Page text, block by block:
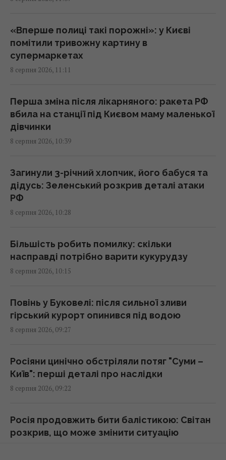
"Бориславська нафтова компанія" просить
10:13 субота, 08 серпня 2026
Європу накрила нова хвиля спеки: яким
курортам загрожують лісові пожежі та
10:08 субота, 08 серпня 2026
Розвідка США пов’язує з Росією дрон з
вибухівкою в аеропорту Лейпцига, - WSJ
Поварів запитали, як правильно готувати
лосося, і всі вони відповіли однаково
09:55 субота, 08 серпня 2026
У США вчені виявили рибу, яка може жити
понад 400 років: що про неї відомо
09:30 субота, 08 серпня 2026
"Цій людині не місце тут": Усик різко
засудив рішення МОК щодо Росії на
Олімпіаді
Жодну балістичну ракету не збили:
Повітряні сили розкрили деталі нічної
09:26 субота, 08 серпня 2026
«Вперше полиці такі порожні»: у Києві
помітили тривожну картину в
супермаркетах
8 серпня 2026, 11:11
Перша зміна після лікарняного: ракета РФ
вбила на станції під Києвом маму маленької
дівчинки
8 серпня 2026, 10:39
Загинули 3-річний хлопчик, його бабуся та
дідусь: Зеленський розкрив деталі атаки
РФ
8 серпня 2026, 10:28
Більшість робить помилку: скільки
насправді потрібно варити кукурудзу
8 серпня 2026, 10:15
Повінь у Буковелі: після сильної зливи
гірський курорт опинився під водою
8 серпня 2026, 09:27
Росіяни цинічно обстріляли потяг "Суми –
Київ": перші деталі про наслідки
8 серпня 2026, 09:22
Росія продовжить бити балістикою: Світан
розкрив, що може змінити ситуацію